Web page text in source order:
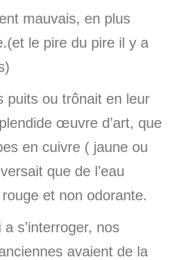
mauvais, en plus
le pire du pire il y a
puits ou trônait en leur
œuvre d’art, que
en cuivre ( jaune ou
que de l’eau
et non odorante.
s’interroger, nos
avaient de la